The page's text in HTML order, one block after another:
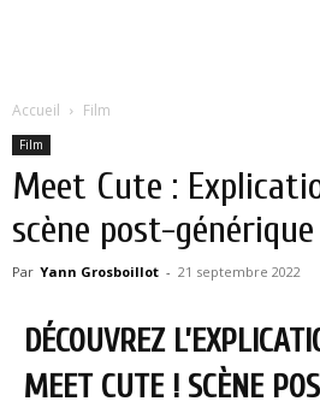
Accueil Film
Film
Meet Cute :
scène post-
Par Yann Grosboillot - 21 septembre 2022
DÉCOUVREZ
MEET CUTE ! SCÈNE